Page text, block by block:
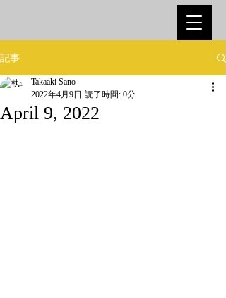
記事
April 9, 2022
Takaaki Sano
2022年4月9日 読了時間: 0分